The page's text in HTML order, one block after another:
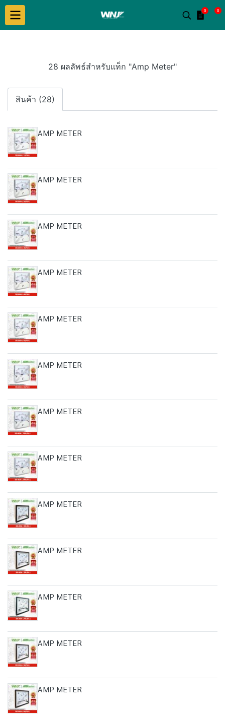
0 0
28 ผลลัพธ์สำหรับแท็ก "Amp Meter"
สินค้า (28)
AMP METER
AMP METER
AMP METER
AMP METER
AMP METER
AMP METER
AMP METER
AMP METER
AMP METER
AMP METER
AMP METER
AMP METER
AMP METER